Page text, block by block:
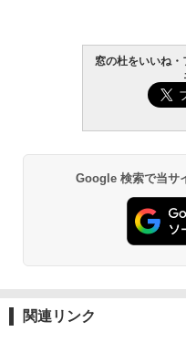
定バ
イン
￥
4(最新
ows11
AIイラ
出す
ズ (は
方 マ
にも
めのAI
ない
続バ
￥
Kindle
ショ
窓の杜をいいね
Google 検索で当サ
関連リンク